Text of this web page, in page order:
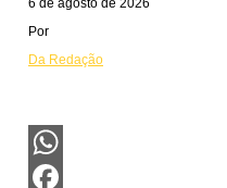
6 de agosto de 2026
Por
Da Redação
WhatsApp